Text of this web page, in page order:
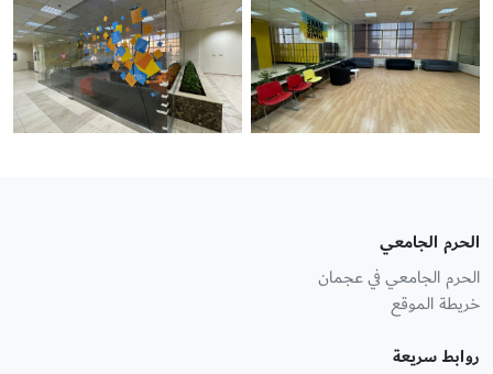
الحرم الجامعي
الحرم الجامعي في عجمان
خريطة الموقع
روابط سريعة